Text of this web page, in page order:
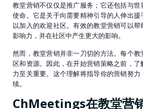
教堂营销不仅仅是推广服务；它还包括与
使命。它是关于向需要精神引导的人伸出
以加入的欢迎社区。有效的教堂营销可以
影响力，并在社区中产生更大的影响。
然而，教堂营销并非一刀切的方法。每个
区和资源。因此，在开始营销策略之前，
力至关重要。这个理解将指导你的营销努
续。
ChMeetings在教堂营